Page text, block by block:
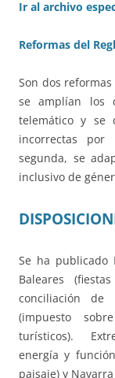
Ir al archivo
Reformas del
Son dos
se amplían los
telemático y se
incorrectas
segunda, se
inclusivo de
Se ha publicado
Baleares
conciliación
(impuesto
turísticos).
energía y
paisaje) y